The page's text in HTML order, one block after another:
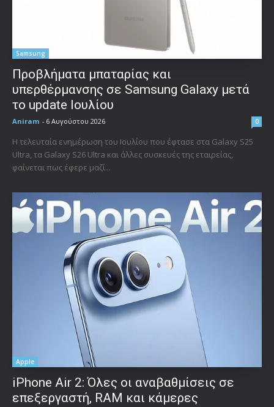
Samsung
Προβλήματα μπαταρίας και
υπερθέρμανσης σε Samsung Galaxy μετά
το update Ιουλίου
Aniram - 6 Αυγούστου 2026 0
Η τελευταία ενημέρωση του Ιουλίου που έφτασε στα Galaxy S25
Ultra, τα Galaxy S26 Ultra και άλλες συσκευές της εταιρείας,
φαίνεται πως έφερε μαζί...
Apple
iPhone Air 2: Όλες οι αναβαθμίσεις σε
επεξεργαστή, RAM και κάμερες